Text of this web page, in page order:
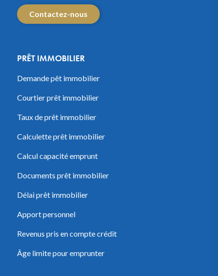
Contactez-nous
PRÊT IMMOBILIER
Demande pêt immobilier
Courtier prêt immobilier
Taux de prêt immobilier
Calculette prêt immobilier
Calcul capacité emprunt
Documents prêt immobilier
Délai prêt immobilier
Apport personnel
Revenus pris en compte crédit
Âge limite pour emprunter